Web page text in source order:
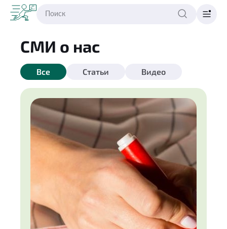
СМИ о нас
Все Статьи Видео